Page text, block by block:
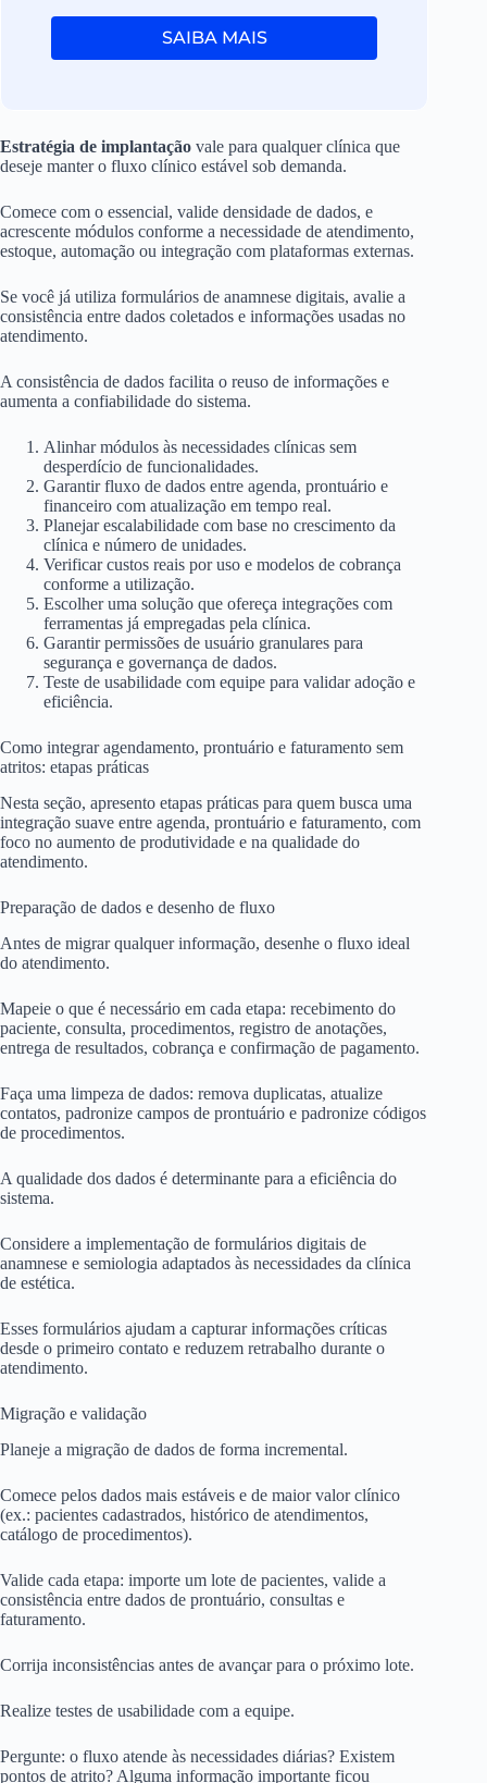
SAIBA MAIS
Estratégia de implantação vale para qualquer clínica que
deseje manter o fluxo clínico estável sob demanda.
Comece com o essencial, valide densidade de dados, e
acrescente módulos conforme a necessidade de atendimento,
estoque, automação ou integração com plataformas externas.
Se você já utiliza formulários de anamnese digitais, avalie a
consistência entre dados coletados e informações usadas no
atendimento.
A consistência de dados facilita o reuso de informações e
aumenta a confiabilidade do sistema.
Alinhar módulos às necessidades clínicas sem
desperdício de funcionalidades.
Garantir fluxo de dados entre agenda, prontuário e
financeiro com atualização em tempo real.
Planejar escalabilidade com base no crescimento da
clínica e número de unidades.
Verificar custos reais por uso e modelos de cobrança
conforme a utilização.
Escolher uma solução que ofereça integrações com
ferramentas já empregadas pela clínica.
Garantir permissões de usuário granulares para
segurança e governança de dados.
Teste de usabilidade com equipe para validar adoção e
eficiência.
Como integrar agendamento, prontuário e faturamento sem
atritos: etapas práticas
Nesta seção, apresento etapas práticas para quem busca uma
integração suave entre agenda, prontuário e faturamento, com
foco no aumento de produtividade e na qualidade do
atendimento.
Preparação de dados e desenho de fluxo
Antes de migrar qualquer informação, desenhe o fluxo ideal
do atendimento.
Mapeie o que é necessário em cada etapa: recebimento do
paciente, consulta, procedimentos, registro de anotações,
entrega de resultados, cobrança e confirmação de pagamento.
Faça uma limpeza de dados: remova duplicatas, atualize
contatos, padronize campos de prontuário e padronize códigos
de procedimentos.
A qualidade dos dados é determinante para a eficiência do
sistema.
Considere a implementação de formulários digitais de
anamnese e semiologia adaptados às necessidades da clínica
de estética.
Esses formulários ajudam a capturar informações críticas
desde o primeiro contato e reduzem retrabalho durante o
atendimento.
Migração e validação
Planeje a migração de dados de forma incremental.
Comece pelos dados mais estáveis e de maior valor clínico
(ex.: pacientes cadastrados, histórico de atendimentos,
catálogo de procedimentos).
Valide cada etapa: importe um lote de pacientes, valide a
consistência entre dados de prontuário, consultas e
faturamento.
Corrija inconsistências antes de avançar para o próximo lote.
Realize testes de usabilidade com a equipe.
Pergunte: o fluxo atende às necessidades diárias? Existem
pontos de atrito? Alguma informação importante ficou